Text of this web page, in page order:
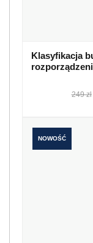
Klasyfikacja
249 zł
NOWOŚĆ